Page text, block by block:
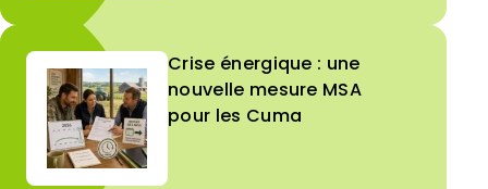
Crise énergique : une
nouvelle mesure MSA
pour les Cuma